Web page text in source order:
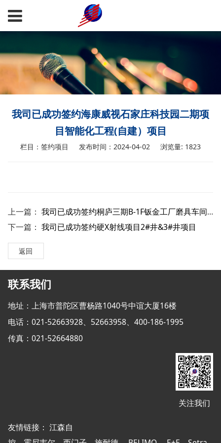
我司已成功签约海康威视石家庄科技园二期项
目智能化工程(自建）项目
栏目：签约项目 发布时间：2024-04-02 浏览量: 1823
上一篇： 我司已成功签约桐庐三期B-1F钣金工厂磨具车间项目改造弱电工程(自建）项目
下一篇： 我司已成功签约硬X射线项目2#井&3#井项目
返回
联系我们
地址：上海市普陀区曹杨路1040号中谊大厦16楼
电话：021-52663928、52663958、400-186-1995
传真：021-52664880
关注我们
友情链接： 江森自